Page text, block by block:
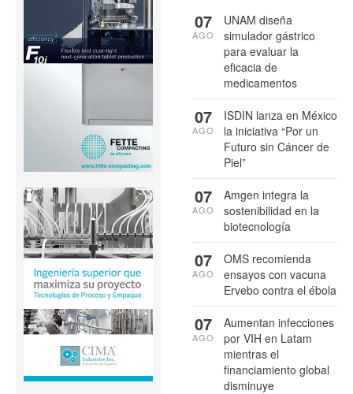
UNAM diseña
simulador gástrico
para evaluar la
eficacia de
medicamentos
07
AGO
ISDIN lanza en México
la iniciativa “Por un
Futuro sin Cáncer de
Piel”
07
AGO
Amgen integra la
sostenibilidad en la
biotecnología
07
AGO
OMS recomienda
ensayos con vacuna
Ervebo contra el ébola
07
AGO
Aumentan infecciones
por VIH en Latam
mientras el
financiamiento global
disminuye
07
AGO